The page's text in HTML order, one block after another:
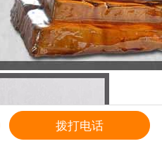
拨打电话